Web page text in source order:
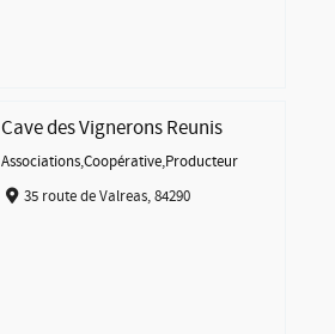
Cave des Vignerons Reunis
Associations,Coopérative,Producteur
35 route de Valreas, 84290